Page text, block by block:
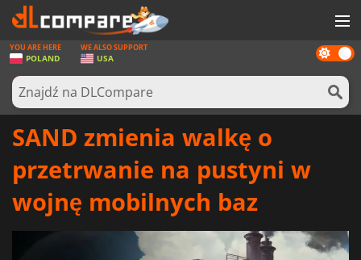
GRY
KARTY DO GIER
OPROGRAMOWANIE
SPRZĘT KOMPUTEROWY
AKTUALNOŚCI
ZALOGUJ SIĘ LUB ZAREJESTRUJ
Dark
mode
YOU ARE HERE
POLAND
WE ALSO SUPPORT
USA
SAND zmienia walkę o
przetrwanie na pustyni w
wojnę mobilnych baz